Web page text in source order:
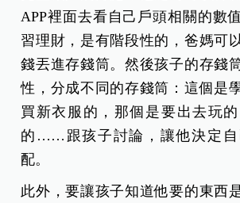
APP裡面去看自己戶頭相關的數
習理財，是有階段性的，爸媽可
錢丟進存錢筒。然後孩子的存錢
性，分成不同的存錢筒：這個是
買新衣服的，那個是要出去玩
的……跟孩子討論，讓他決定自
配。
此外，要讓孩子知道他要的東西